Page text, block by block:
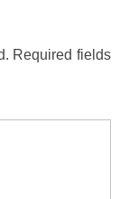
Required fields